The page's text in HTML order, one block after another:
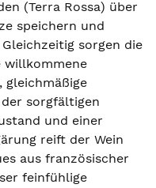
(Terra Rossa) über
speichern und
sorgen die
willkommene
gleichmäßige
sorgfältigen
und einer
reift der Wein
aus französischer
feinfühlige